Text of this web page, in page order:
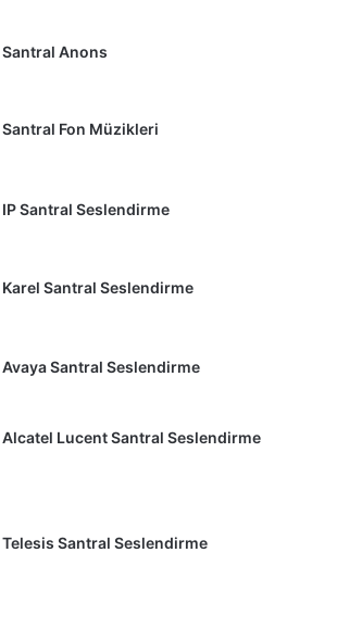
Santral Anons
Santral Fon Müzikleri
IP Santral Seslendirme
Karel Santral Seslendirme
Avaya Santral Seslendirme
Alcatel Lucent Santral Seslendirme
Telesis Santral Seslendirme